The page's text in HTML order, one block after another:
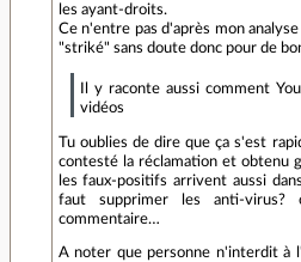
les ayant-droits.
Ce n'entre pas d'après mon
"striké" sans doute donc pour de
Il y raconte aussi comment
vidéos
Tu oublies de dire que ça s'est
contesté la réclamation et obtenu
les faux-positifs arrivent aussi
faut supprimer les anti-
commentaire…
A noter que personne n'interdit à